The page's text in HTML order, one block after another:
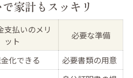
家計もスッキリ
支払いのメリ
ット
必要な準備
化できる
必要書類の用意